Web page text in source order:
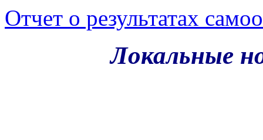
Отчет о результатах
Локальные